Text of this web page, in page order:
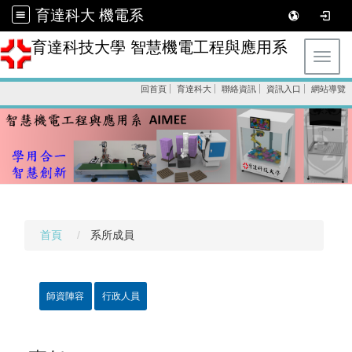
育達科大 機電系
育達科技大學 智慧機電工程與應用系
回首頁 育達科大 聯絡資訊 資訊入口 網站導覽
首頁 系所成員
師資陣容 行政人員